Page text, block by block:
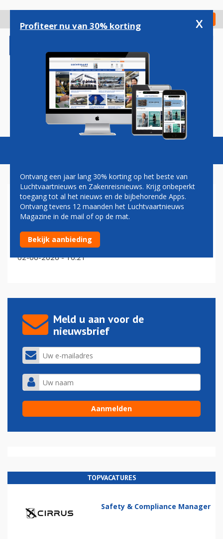
gaan
Check in
Magazine Podcasts Vacatures
FEESTJE
Voormalig KLM-topman Camiel Eurlings viert
jubileumfeestje mee op Bonaire
02-06-2026 - 10:21
Meld u aan voor de
nieuwsbrief
TOPVACATURES
Safety & Compliance Manager
Profiteer nu van 30% korting x
Ontvang een jaar lang 30% korting op het beste van
Luchtvaartnieuws en Zakenreisnieuws. Krijg onbeperkt
toegang tot al het nieuws en de bijbehorende Apps.
Ontvang tevens 12 maanden het Luchtvaartnieuws
Magazine in de mail of op de mat.
Bekijk aanbieding